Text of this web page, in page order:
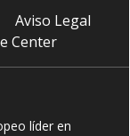
Aviso Legal
Center
líder en